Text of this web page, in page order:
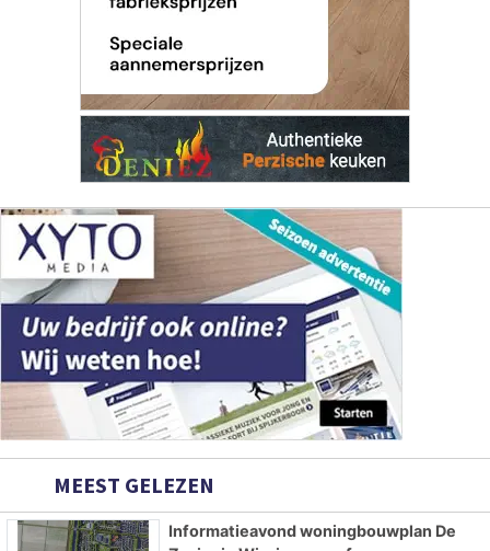
MEEST GELEZEN
Informatieavond woningbouwplan De